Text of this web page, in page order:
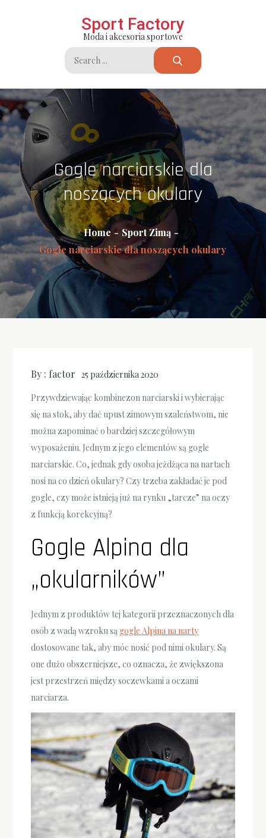
Sport Factory
Moda i akcesoria sportowe
Search
for:
Gogle narciarskie dla
noszących okulary
Home
Sport Zimą
Gogle narciarskie dla noszących okulary
By : factor 25 października 2020
Przywdziewając kombinezon narciarski i wybierając
się na stok, aby dać upust zimowym szaleństwom, nie
można zapominać o bardziej szczegółowym
wyposażeniu. Jednym z jego elementów są gogle
narciarskie. Co, jednak gdy osoba jeżdżąca na nartach
nosi na co dzień okulary? Czy trzeba zakładać je pod
gogle, czy może istnieją już na rynku „tarcze” na oczy
z funkcją korekcyjną?
Gogle Alpina dla
„okularników”
Jednym z produktów tej kategorii przeznaczonych dla
osób z wadą wzroku są gogle Alpina na narty
dostosowane tak, aby móc nosić pod nimi okulary. Są
one dużo obszerniejsze, co oznacza, że zwiększona
jest przestrzeń między soczewkami a oczami
narciarza.